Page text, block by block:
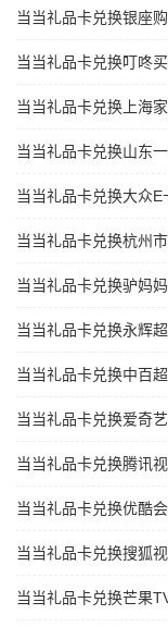
当当礼品卡兑换银座购
当当礼品卡兑换叮咚
当当礼品卡兑换上海
当当礼品卡兑换山东
当当礼品卡兑换大众E
当当礼品卡兑换杭州
当当礼品卡兑换驴妈
当当礼品卡兑换永辉
当当礼品卡兑换中百
当当礼品卡兑换爱奇
当当礼品卡兑换腾讯
当当礼品卡兑换优酷
当当礼品卡兑换搜狐
当当礼品卡兑换芒果